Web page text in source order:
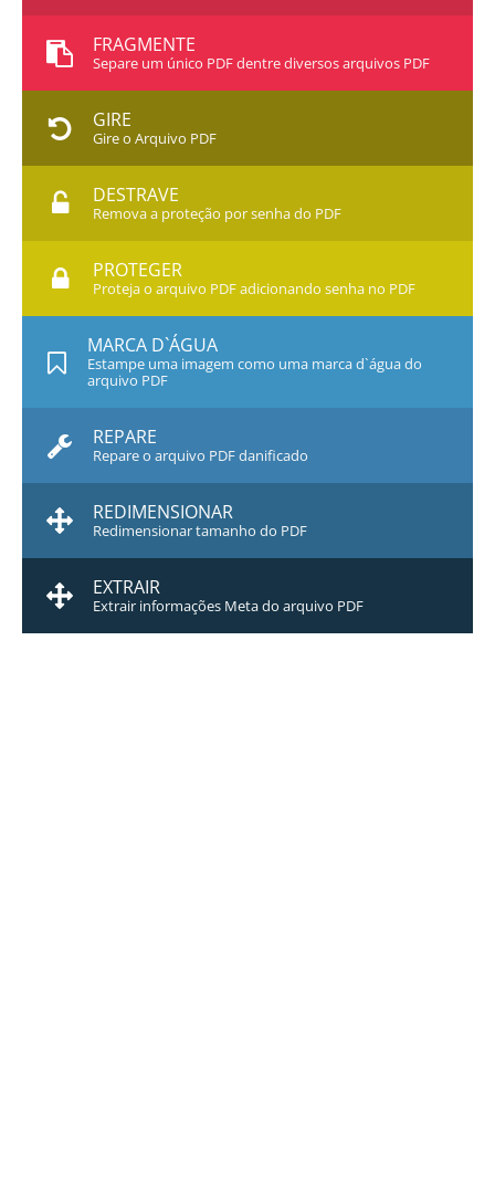
FRAGMENTE
Separe um único PDF dentre diversos arquivos PDF
GIRE
Gire o Arquivo PDF
DESTRAVE
Remova a proteção por senha do PDF
PROTEGER
Proteja o arquivo PDF adicionando senha no PDF
MARCA D`ÁGUA
Estampe uma imagem como uma marca d`água do
arquivo PDF
REPARE
Repare o arquivo PDF danificado
REDIMENSIONAR
Redimensionar tamanho do PDF
EXTRAIR
Extrair informações Meta do arquivo PDF